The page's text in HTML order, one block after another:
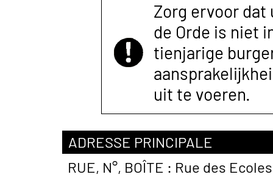
Zorg ervoor
de Orde is niet
tienjarige
uit te voeren.
ADRESSE PRINCIPALE
RUE, N°, BOÎTE : Rue des